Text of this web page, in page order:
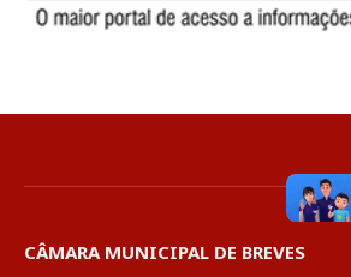
CÂMARA MUNICIPAL DE BREVES